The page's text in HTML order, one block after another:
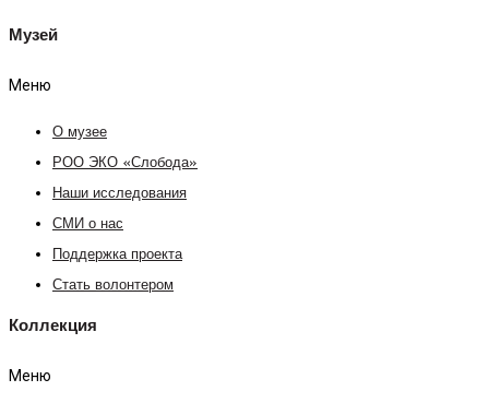
Музей
Меню
О музее
РОО ЭКО «Слобода»
Наши исследования
СМИ о нас
Поддержка проекта
Стать волонтером
Коллекция
Меню